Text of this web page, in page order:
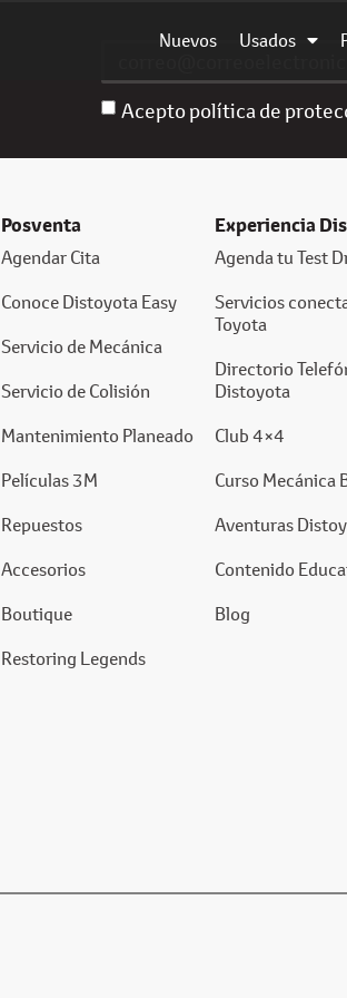
Nuevos Usados
Acepto política de
Posventa
Agendar Cita
Conoce Distoyota Easy
Servicio de Mecánica
Servicio de Colisión
Mantenimiento Planeado
Películas 3M
Repuestos
Accesorios
Boutique
Restoring Legends
Experiencia
Agenda tu Test
Servicios
Toyota
Directorio
Distoyota
Club 4×4
Curso Mecánica
Aventuras
Contenido
Blog